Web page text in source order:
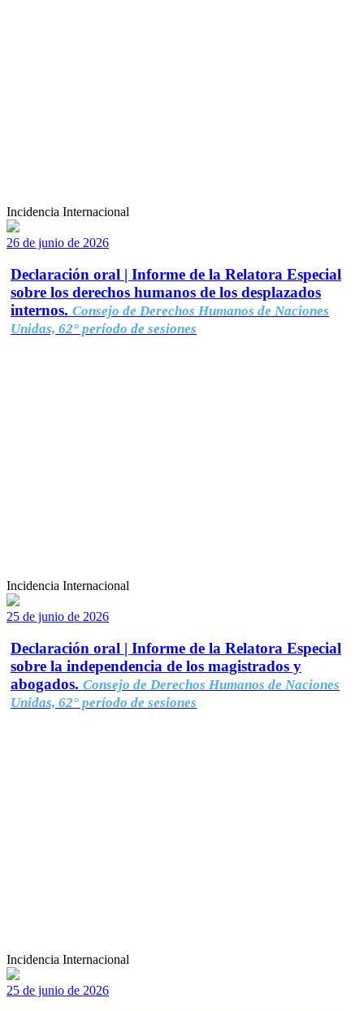
Incidencia Internacional
26 de junio de 2026
Declaración oral | Informe de la Relatora Especial
sobre los derechos humanos de los desplazados
internos. Consejo de Derechos Humanos de Naciones
Unidas, 62° período de sesiones
Incidencia Internacional
25 de junio de 2026
Declaración oral | Informe de la Relatora Especial
sobre la independencia de los magistrados y
abogados. Consejo de Derechos Humanos de Naciones
Unidas, 62° período de sesiones
Incidencia Internacional
25 de junio de 2026